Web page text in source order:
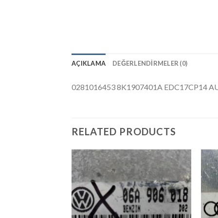
AÇIKLAMA DEĞERLENDIRMELER (0)
0281016453 8K1907401A EDC17CP14
RELATED PRODUCTS
İstek
Listeme
Ekle